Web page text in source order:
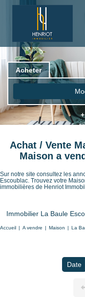
Acheter
Achat / Vente
Maison a
Sur notre site consultez les
Escoublac. Trouvez votre
immobilières de Henriot
Immobilier La Baule
Accueil A vendre Maison La
Date